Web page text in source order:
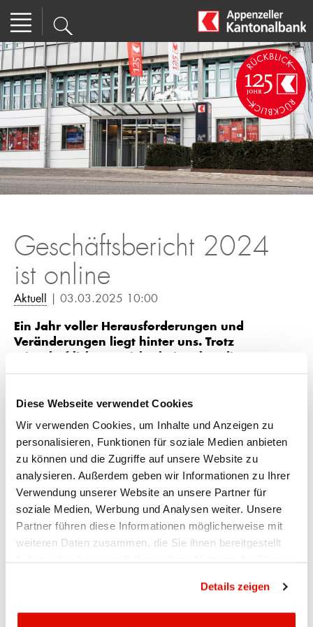
Diese Webseite verwendet Cookies
Wir verwenden Cookies, um Inhalte und Anzeigen zu
personalisieren, Funktionen für soziale Medien anbieten
zu können und die Zugriffe auf unsere Website zu
analysieren. Außerdem geben wir Informationen zu Ihrer
Verwendung unserer Website an unsere Partner für
soziale Medien, Werbung und Analysen weiter. Unsere
Partner führen diese Informationen möglicherweise mit
weiteren Daten zusammen, die Sie ihnen bereitgestellt
Details zeigen
Geschäftsbericht 2024
ist online
Aktuell | 03.03.2025 10:00
Ein Jahr voller Herausforderungen und
Veränderungen liegt hinter uns. Trotz
beste Resultat in ihrer bisherigen Entwicklung
seit 1900. Der Geschäftserfolg beträgt CHF 24
Rekordergebnis des Vorjahres.
Geschichte erleben – gestalten – weiterschreiben. Mit
unserer 125-jährigen Erfahrung und wegweisenden
Strategien gestalten wir die Zukunft der Appenzeller
Kantonalbank. Wir freuen uns sehr, zusammen mit Ihnen
unseren besonderen Geburtstag zu feiern und die
2025 über die wichtigsten Kennzahlen informiert haben, ist